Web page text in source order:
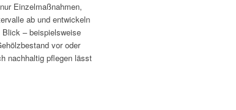
Einzelmaßnahmen,
ab und entwickeln
– beispielsweise
vor oder
nachhaltig pflegen lässt